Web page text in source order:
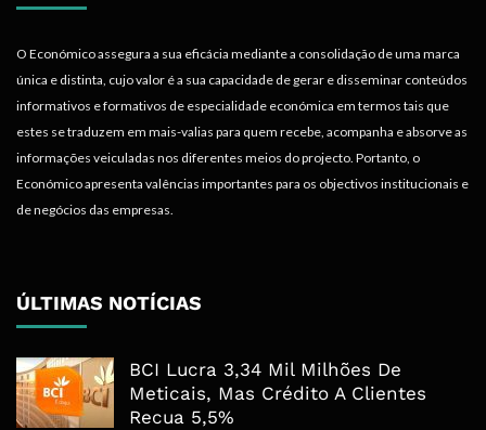
O Económico assegura a sua eficácia mediante a consolidação de uma marca
única e distinta, cujo valor é a sua capacidade de gerar e disseminar conteúdos
informativos e formativos de especialidade económica em termos tais que
estes se traduzem em mais-valias para quem recebe, acompanha e absorve as
informações veiculadas nos diferentes meios do projecto. Portanto, o
Económico apresenta valências importantes para os objectivos institucionais e
de negócios das empresas.
ÚLTIMAS NOTÍCIAS
BCI Lucra 3,34 Mil Milhões De
Meticais, Mas Crédito A Clientes
Recua 5,5%